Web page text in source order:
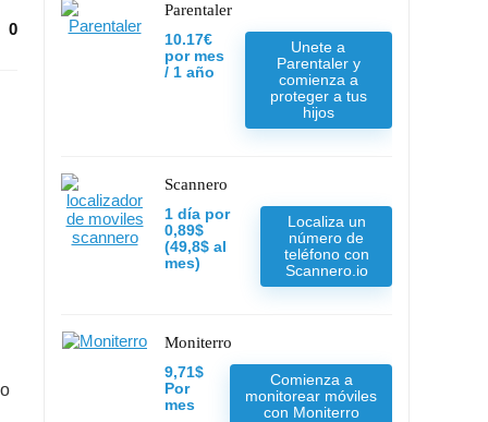
0
Parentaler
10.17€
por mes
/ 1 año
Unete a
Parentaler y
comienza a
proteger a tus
hijos
Scannero
1 día por
0,89$
(49,8$ al
mes)
Localiza un
número de
teléfono con
Scannero.io
Moniterro
9,71$
Por
mes
Comienza a
monitorear móviles
con Moniterro